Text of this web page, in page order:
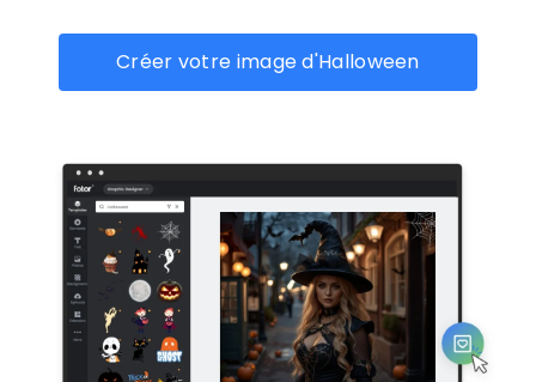
Créer votre image d'Halloween